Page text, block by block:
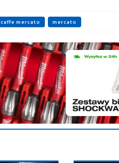
caffe mercato mercato